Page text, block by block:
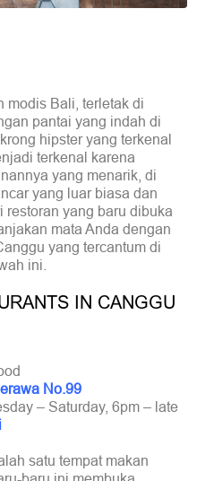
modis Bali, terletak di
pantai yang indah di
hipster yang terkenal
terkenal karena
yang menarik, di
yang luar biasa dan
restoran yang baru dibuka
mata Anda dengan
yang tercantum di
ini.
IN CANGGU
No.99
– Saturday, 6pm – late
satu tempat makan